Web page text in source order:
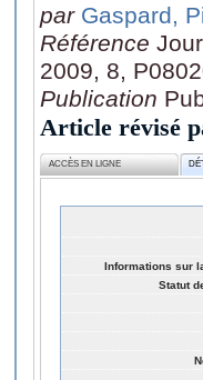
par Gaspard,
Référence
2009, 8,
Publication
Article révisé
ACCÈS EN LIGNE
Informations sur
Statut